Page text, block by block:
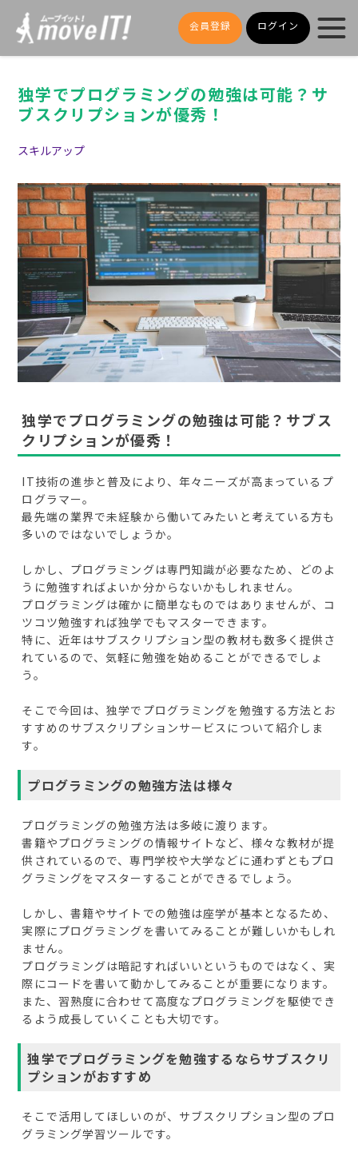
会員登録 ログイン
独学でプログラミングの勉強は可能？サ
ブスクリプションが優秀！
スキルアップ
独学でプログラミングの勉強は可能？サブス
クリプションが優秀！
IT技術の進歩と普及により、年々ニーズが高まっているプ
ログラマー。
最先端の業界で未経験から働いてみたいと考えている方も
多いのではないでしょうか。
しかし、プログラミングは専門知識が必要なため、どのよ
うに勉強すればよいか分からないかもしれません。
プログラミングは確かに簡単なものではありませんが、コ
ツコツ勉強すれば独学でもマスターできます。
特に、近年はサブスクリプション型の教材も数多く提供さ
れているので、気軽に勉強を始めることができるでしょ
う。
そこで今回は、独学でプログラミングを勉強する方法とお
すすめのサブスクリプションサービスについて紹介しま
す。
プログラミングの勉強方法は様々
プログラミングの勉強方法は多岐に渡ります。
書籍やプログラミングの情報サイトなど、様々な教材が提
供されているので、専門学校や大学などに通わずともプロ
グラミングをマスターすることができるでしょう。
しかし、書籍やサイトでの勉強は座学が基本となるため、
実際にプログラミングを書いてみることが難しいかもしれ
ません。
プログラミングは暗記すればいいというものではなく、実
際にコードを書いて動かしてみることが重要になります。
また、習熟度に合わせて高度なプログラミングを駆使でき
るよう成長していくことも大切です。
独学でプログラミングを勉強するならサブスクリ
プションがおすすめ
そこで活用してほしいのが、サブスクリプション型のプロ
グラミング学習ツールです。